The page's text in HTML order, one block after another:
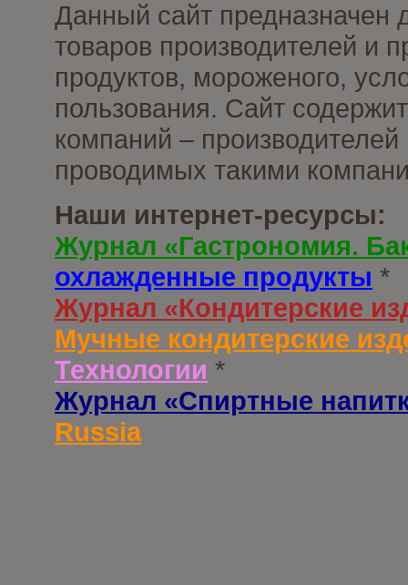
Данный сайт предназначен
товаров производителей и
продуктов, мороженого,
пользования. Сайт
компаний –
проводимых такими
Наши интернет-ресурсы:
Журнал «Гастрономия.
охлажденные продукты *
Журнал «Кондитерские
Мучные кондитерские
Технологии *
Журнал «Спиртные
Russia